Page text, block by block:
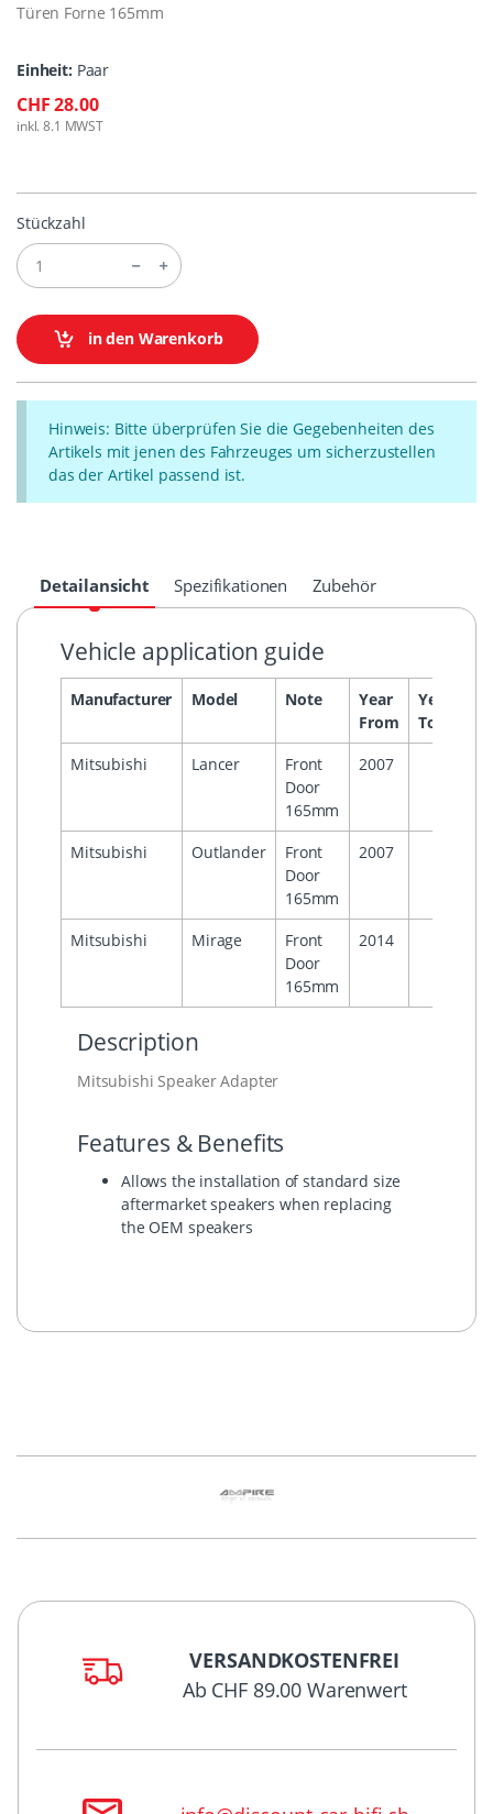
Türen Forne 165mm
Einheit: Paar
CHF 28.00
inkl. 8.1 MWST
Stückzahl
in den Warenkorb
Hinweis: Bitte überprüfen Sie die Gegebenheiten des
Artikels mit jenen des Fahrzeuges um sicherzustellen
das der Artikel passend ist.
Detailansicht Spezifikationen Zubehör
Vehicle application guide
Manufacturer Model Note
Year
From
Year
To
Mitsubishi Lancer
Front
Door
165mm
2007
Mitsubishi Outlander
Front
Door
165mm
2007
Mitsubishi Mirage
Front
Door
165mm
2014
Description
Mitsubishi Speaker Adapter
Features & Benefits
Allows the installation of standard size
aftermarket speakers when replacing
the OEM speakers
VERSANDKOSTENFREI
Ab CHF 89.00 Warenwert